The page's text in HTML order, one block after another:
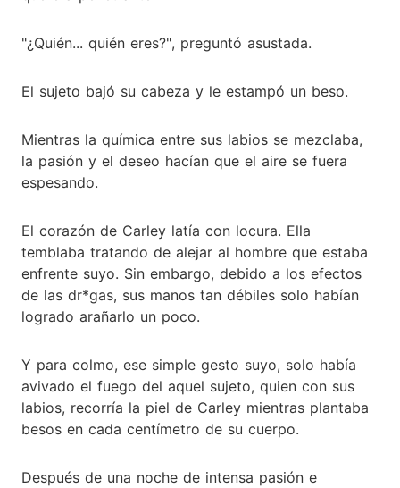
"¿Quién... quién eres?", preguntó asustada.
El sujeto bajó su cabeza y le estampó un beso.
Mientras la química entre sus labios se mezclaba,
la pasión y el deseo hacían que el aire se fuera
espesando.
El corazón de Carley latía con locura. Ella
temblaba tratando de alejar al hombre que estaba
enfrente suyo. Sin embargo, debido a los efectos
de las dr*gas, sus manos tan débiles solo habían
logrado arañarlo un poco.
Y para colmo, ese simple gesto suyo, solo había
avivado el fuego del aquel sujeto, quien con sus
labios, recorría la piel de Carley mientras plantaba
besos en cada centímetro de su cuerpo.
Después de una noche de intensa pasión e